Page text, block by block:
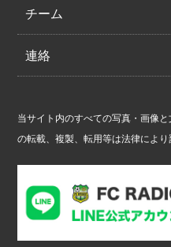
チーム
連絡
当サイト内のすべての写真・画像
の転載、複製、転用等は法律により